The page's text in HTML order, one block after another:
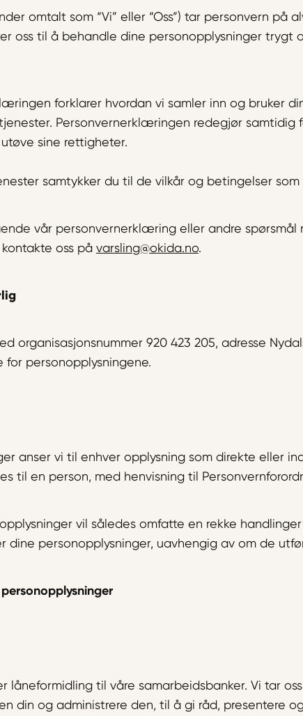
omtalt som “Vi” eller “Oss”) tar personvern på
oss til å behandle dine personopplysninger trygt
forklarer hvordan vi samler inn og bruker
Personvernerklæringen redegjør samtidig
sine rettigheter.
samtykker du til de vilkår og betingelser som
vår personvernerklæring eller andre
oss på varsling@okida.no.
organisasjonsnummer 920 423 205, adresse
for personopplysningene.
anser vi til enhver opplysning som direkte eller
til en person, med henvisning til
vil således omfatte en rekke
dine personopplysninger, uavhengig av om de
låneformidling til våre samarbeidsbanker. Vi tar
din og administrere den, til å gi råd, presentere